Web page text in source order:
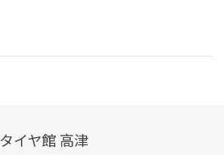
タイヤ館 高津